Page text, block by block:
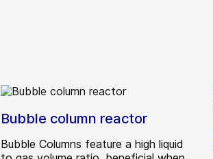
Bubble column reactor
Bubble Columns feature a high liquid